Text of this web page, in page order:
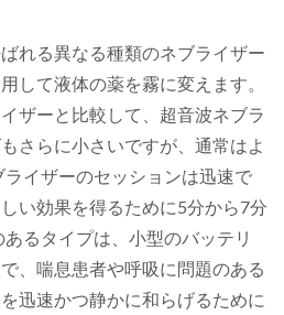
れる異なる種類のネブライザー
して液体の薬を霧に変えます。
ザーと比較して、超音波ネブラ
さらに小さいですが、通常はよ
ライザーのセッションは迅速で
い効果を得るために5分から7分
るタイプは、小型のバッテリ
、喘息患者や呼吸に問題のある
迅速かつ静かに和らげるために